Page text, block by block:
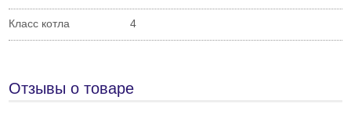
Класс котла 4
Отзывы о товаре